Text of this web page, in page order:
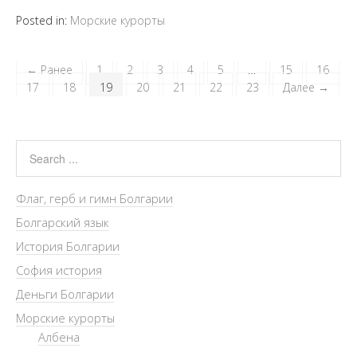
Posted in: Морские курорты
← Ранее 1 2 3 4 5 … 15
16
17
18 19 20 21 22 23 Далее →
Флаг, герб и гимн Болгарии
Болгарский язык
История Болгарии
София история
Деньги Болгарии
Морские курорты
Албена